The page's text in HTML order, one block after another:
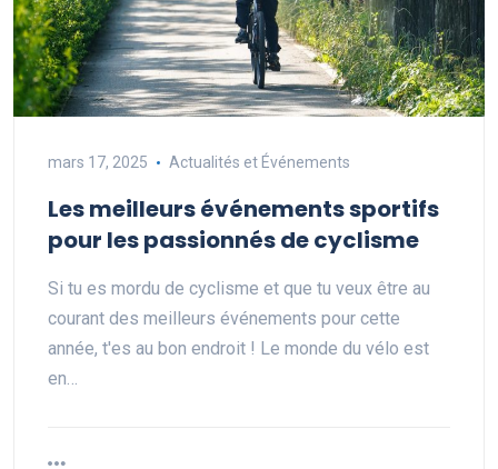
mars 17, 2025 Actualités et Événements
Les meilleurs événements sportifs
pour les passionnés de cyclisme
Si tu es mordu de cyclisme et que tu veux être au
courant des meilleurs événements pour cette
année, t'es au bon endroit ! Le monde du vélo est
en…